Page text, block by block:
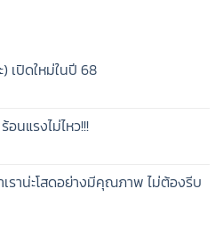
เปิดใหม่ในปี 68
อนแรงไม่ไหว!!!
าน่ะโสดอย่างมีคุณภาพ ไม่ต้องรีบ